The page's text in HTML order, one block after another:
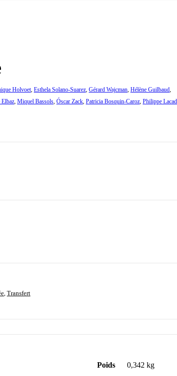
Holvoet, Esthela Solano-Suarez, Gérard Wajcman, Hélène Guilbaud,
, Miquel Bassols, Óscar Zack, Patricia Bosquin-Caroz, Philippe
Transfert
Poids 0,342 kg